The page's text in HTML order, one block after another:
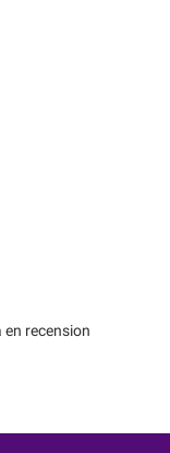
recension